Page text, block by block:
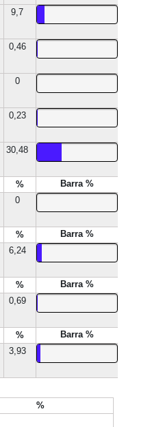
9,7
0,46
0
0,23
30,48
%
Barra %
0
%
Barra %
6,24
%
Barra %
0,69
%
Barra %
3,93
%